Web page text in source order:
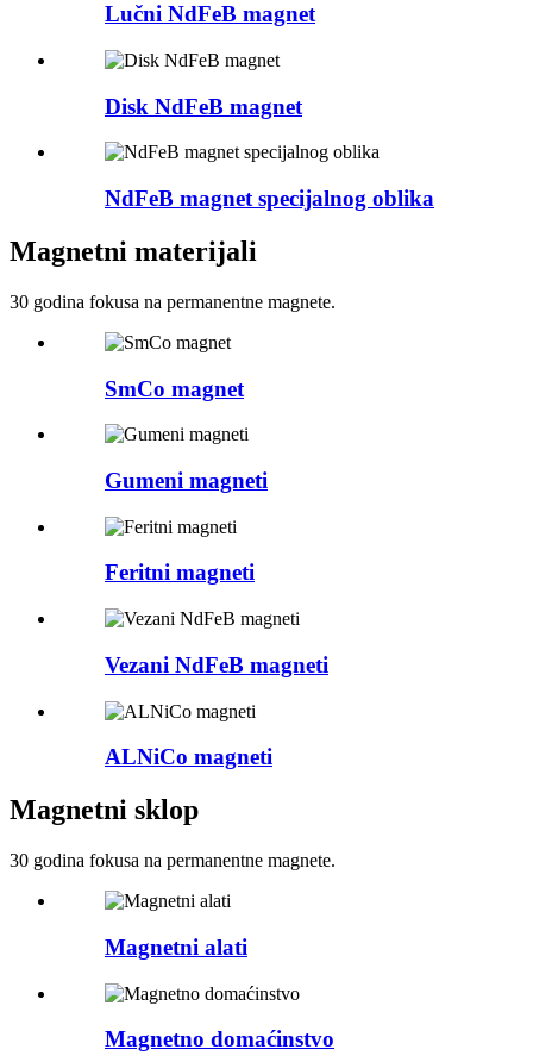
Lučni NdFeB magnet
Disk NdFeB magnet
NdFeB magnet specijalnog oblika
Magnetni materijali
30 godina fokusa na permanentne magnete.
SmCo magnet
Gumeni magneti
Feritni magneti
Vezani NdFeB magneti
ALNiCo magneti
Magnetni sklop
30 godina fokusa na permanentne magnete.
Magnetni alati
Magnetno domaćinstvo